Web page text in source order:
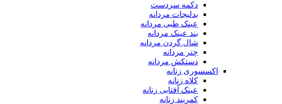
دکمه سردست
بدلیجات مردانه
عینک طبی مردانه
بند عینک مردانه
شال گردن مردانه
چتر مردانه
دستکش مردانه
اکسسوری زنانه
کلاه زنانه
عینک آفتابی زنانه
کمربند زنانه